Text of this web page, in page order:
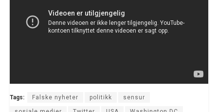
Tags: Falske nyheter politikk sensur